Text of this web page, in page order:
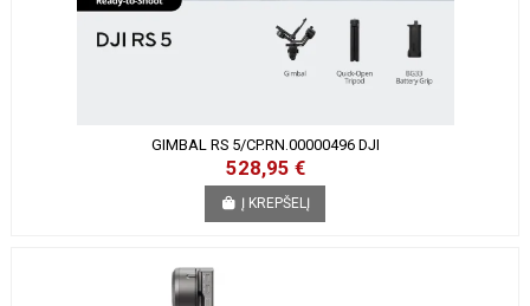
GIMBAL RS 5/CP.RN.00000496 DJI
528,95 €
Į KREPŠELĮ